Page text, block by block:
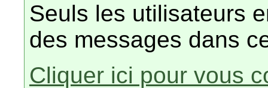
Seuls les utilisateurs
des messages dans
Cliquer ici pour vous